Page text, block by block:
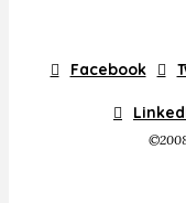
Facebook